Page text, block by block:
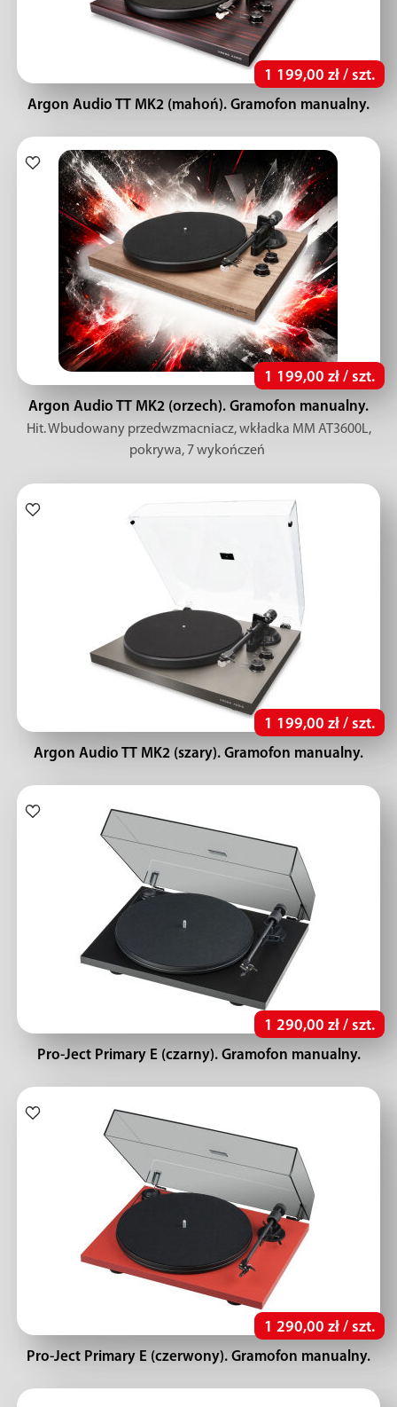
1 199,00 zł / szt.
Argon Audio TT MK2 (mahoń). Gramofon manualny.
1 199,00 zł / szt.
Argon Audio TT MK2 (orzech). Gramofon manualny.
Hit. Wbudowany przedwzmacniacz, wkładka MM AT3600L,
pokrywa, 7 wykończeń
1 199,00 zł / szt.
Argon Audio TT MK2 (szary). Gramofon manualny.
1 290,00 zł / szt.
Pro-Ject Primary E (czarny). Gramofon manualny.
1 290,00 zł / szt.
Pro-Ject Primary E (czerwony). Gramofon manualny.